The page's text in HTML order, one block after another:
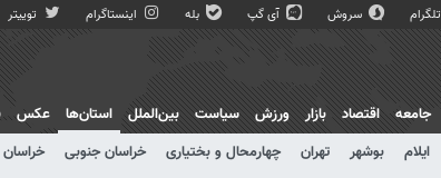
تلگرام سروش آی گپ بله اینستاگرام توییتر
جامعه اقتصاد بازار ورزش سیاست بین‌الملل
استان‌ها
ایلام بوشهر تهران چهارمحال و بختیاری خراسان جنوبی
عکس